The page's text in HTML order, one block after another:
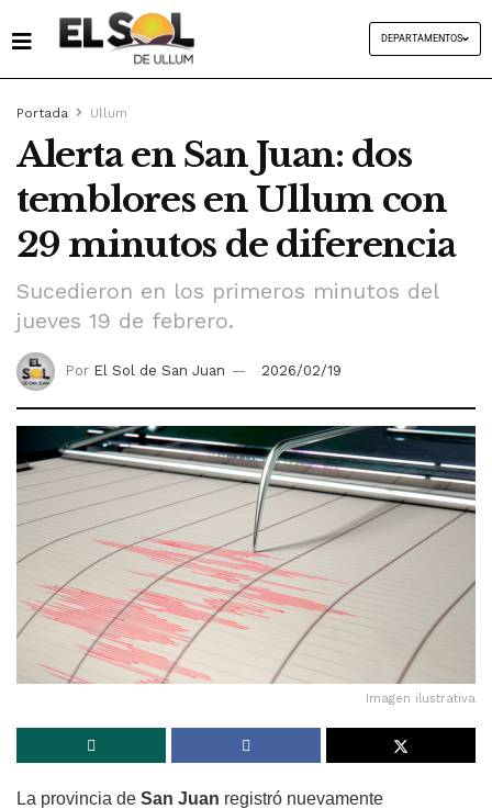
DEPARTAMENTOS
Portada Ullum
Alerta en San Juan: dos
temblores en Ullum con
29 minutos de diferencia
Sucedieron en los primeros minutos del
jueves 19 de febrero.
Por El Sol de San Juan 2026/02/19
Imagen ilustrativa
La provincia de San Juan registró nuevamente